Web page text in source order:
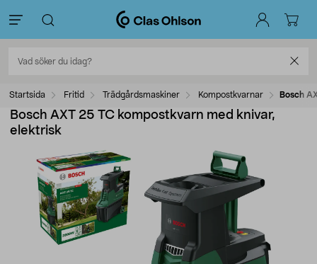
Startsida Fritid Trädgårdsmaskiner Kompostkvarnar Bosch
Bosch AXT 25 TC kompostkvarn med knivar,
elektrisk